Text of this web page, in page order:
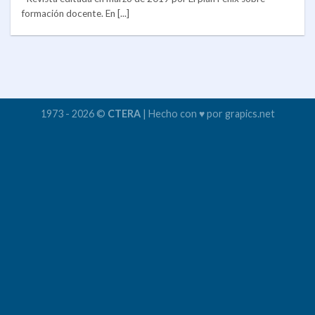
formación docente. En [...]
1973 - 2026 © CTERA| Hecho con ♥ por grapics.net